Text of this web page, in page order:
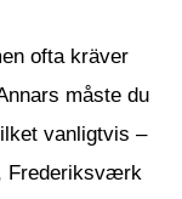
ofta kräver
måste du
vanligtvis –
Frederiksværk